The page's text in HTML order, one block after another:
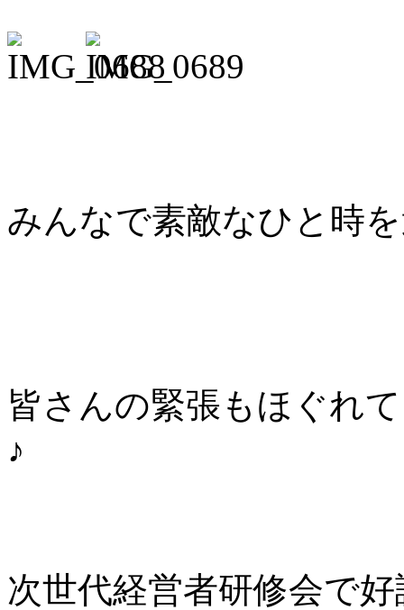
みんなで素敵なひと時
皆さんの緊張もほぐれ
♪
次世代経営者研修会で